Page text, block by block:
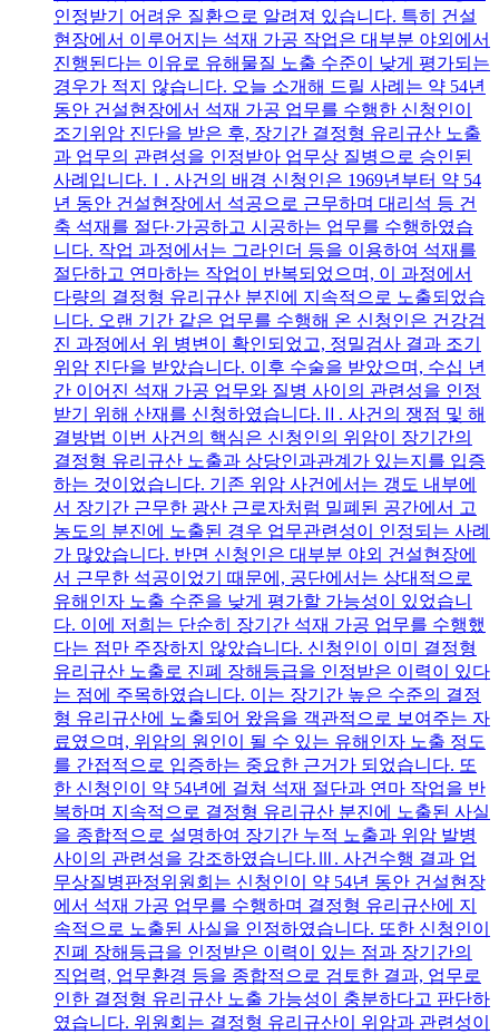
인정받기 어려운 질환으로 알려져 있습니다. 특히 건설
현장에서 이루어지는 석재 가공 작업은 대부분 야외에서
진행된다는 이유로 유해물질 노출 수준이 낮게 평가되는
경우가 적지 않습니다. 오늘 소개해 드릴 사례는 약 54년
동안 건설현장에서 석재 가공 업무를 수행한 신청인이
조기위암 진단을 받은 후, 장기간 결정형 유리규산 노출
과 업무의 관련성을 인정받아 업무상 질병으로 승인된
사례입니다.Ⅰ. 사건의 배경 신청인은 1969년부터 약 54
년 동안 건설현장에서 석공으로 근무하며 대리석 등 건
축 석재를 절단·가공하고 시공하는 업무를 수행하였습
니다. 작업 과정에서는 그라인더 등을 이용하여 석재를
절단하고 연마하는 작업이 반복되었으며, 이 과정에서
다량의 결정형 유리규산 분진에 지속적으로 노출되었습
니다. 오랜 기간 같은 업무를 수행해 온 신청인은 건강검
진 과정에서 위 병변이 확인되었고, 정밀검사 결과 조기
위암 진단을 받았습니다. 이후 수술을 받았으며, 수십 년
간 이어진 석재 가공 업무와 질병 사이의 관련성을 인정
받기 위해 산재를 신청하였습니다.Ⅱ. 사건의 쟁점 및 해
결방법 이번 사건의 핵심은 신청인의 위암이 장기간의
결정형 유리규산 노출과 상당인과관계가 있는지를 입증
하는 것이었습니다. 기존 위암 사건에서는 갱도 내부에
서 장기간 근무한 광산 근로자처럼 밀폐된 공간에서 고
농도의 분진에 노출된 경우 업무관련성이 인정되는 사례
가 많았습니다. 반면 신청인은 대부분 야외 건설현장에
서 근무한 석공이었기 때문에, 공단에서는 상대적으로
유해인자 노출 수준을 낮게 평가할 가능성이 있었습니
다. 이에 저희는 단순히 장기간 석재 가공 업무를 수행했
다는 점만 주장하지 않았습니다. 신청인이 이미 결정형
유리규산 노출로 진폐 장해등급을 인정받은 이력이 있다
는 점에 주목하였습니다. 이는 장기간 높은 수준의 결정
형 유리규산에 노출되어 왔음을 객관적으로 보여주는 자
료였으며, 위암의 원인이 될 수 있는 유해인자 노출 정도
를 간접적으로 입증하는 중요한 근거가 되었습니다. 또
한 신청인이 약 54년에 걸쳐 석재 절단과 연마 작업을 반
복하며 지속적으로 결정형 유리규산 분진에 노출된 사실
을 종합적으로 설명하여 장기간 누적 노출과 위암 발병
사이의 관련성을 강조하였습니다.Ⅲ. 사건수행 결과 업
무상질병판정위원회는 신청인이 약 54년 동안 건설현장
에서 석재 가공 업무를 수행하며 결정형 유리규산에 지
속적으로 노출된 사실을 인정하였습니다. 또한 신청인이
진폐 장해등급을 인정받은 이력이 있는 점과 장기간의
직업력, 업무환경 등을 종합적으로 검토한 결과, 업무로
인한 결정형 유리규산 노출 가능성이 충분하다고 판단하
였습니다. 위원회는 결정형 유리규산이 위암과 관련성이